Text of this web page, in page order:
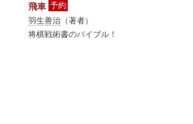
飛車
羽生善治 （著者）
将棋戦術書のバイブル！